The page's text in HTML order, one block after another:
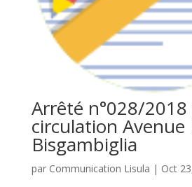
Arrêté n°028/2018
circulation Avenue
Bisgambiglia
par Communication Lisula | Oct